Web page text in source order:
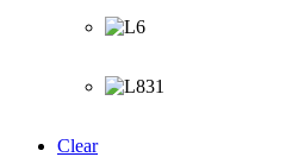
Clear